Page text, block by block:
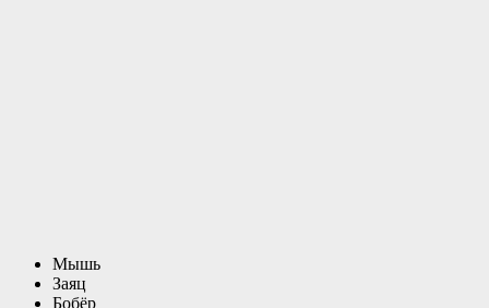
Мышь
Заяц
Бобёр